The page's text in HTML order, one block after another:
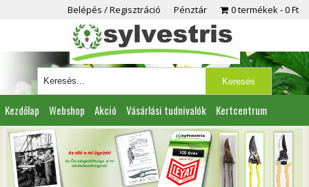
Belépés / Regisztráció Pénztár 0 termékek 0 Ft
Kezdőlap Webshop Akció Vásárlási tudnivalók Kertcentrum
Viszonteladóknak Partnereink Kapcsolat